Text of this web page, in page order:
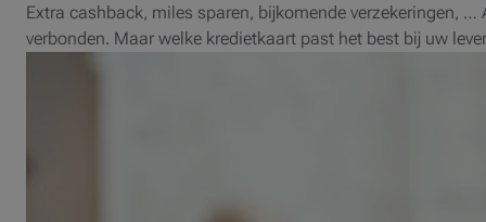
Extra cashback, miles sparen, bijkomende verzekeringen,
verbonden. Maar welke kredietkaart past het best bij uw